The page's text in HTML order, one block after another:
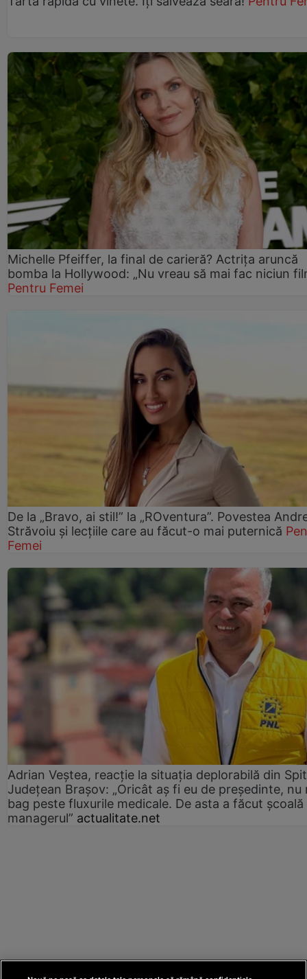
Michelle Pfeiffer, la final de carieră? Actrița aruncă
bomba la Hollywood: „Nu vreau să mai fac niciun
Pentru Femei
De la „Bravo, ai stil!” la „ROventura”. Povestea
Străvoiu și lecțiile care au făcut-o mai puternică
Femei
Adrian Veștea, reacție la situația deplorabilă din
Județean Brașov: „Oricât aș fi eu de președinte, nu
bag peste fluxurile medicale. De asta a făcut școală
managerul” actualitate.net